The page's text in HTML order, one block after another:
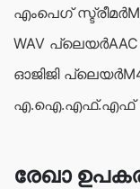
എംപെഗ് സ്ട്രീമര്‍
WAV പ്ലെയർ
ഓജിജി പ്ലെയർ
എ.ഐ.എഫ്.എഫ്
രേഖാ